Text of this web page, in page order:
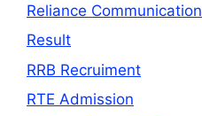
Reliance Communication
Result
RRB Recruiment
RTE Admission